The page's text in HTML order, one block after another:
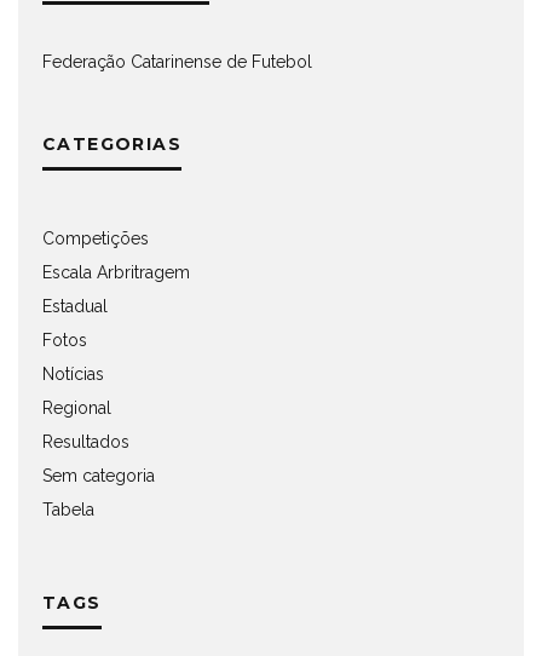
Federação Catarinense de Futebol
CATEGORIAS
Competições
Escala Arbritragem
Estadual
Fotos
Notícias
Regional
Resultados
Sem categoria
Tabela
TAGS